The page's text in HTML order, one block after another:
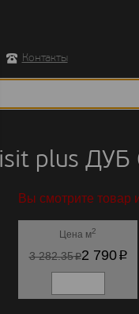
Контакты
plus
Вы смотрите товар
Цена м2
3 282.35p2 790p